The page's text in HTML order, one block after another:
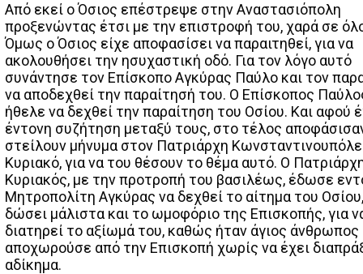
Από εκεί ο Όσιος επέστρεψε στην Αναστασιόπολη
προξενώντας έτσι με την επιστροφή του, χαρά σε
Όμως ο Όσιος είχε αποφασίσει να παραιτηθεί, για να
ακολουθήσει την ησυχαστική οδό. Για τον λόγο αυτό
συνάντησε τον Επίσκοπο Αγκύρας Παύλο και τον
να αποδεχθεί την παραίτησή του. Ο Επίσκοπος
ήθελε να δεχθεί την παραίτηση του Οσίου. Και αφού
έντονη συζήτηση μεταξύ τους, στο τέλος
στείλουν μήνυμα στον Πατριάρχη
Κυριακό, για να του θέσουν το θέμα αυτό. Ο
Κυριακός, με την προτροπή του βασιλέως, έδωσε
Μητροπολίτη Αγκύρας να δεχθεί το αίτημα του
δώσει μάλιστα και το ωμοφόριο της Επισκοπής, για
διατηρεί το αξίωμά του, καθώς ήταν άγιος άνθρωπος
αποχωρούσε από την Επισκοπή χωρίς να έχει
αδίκημα.